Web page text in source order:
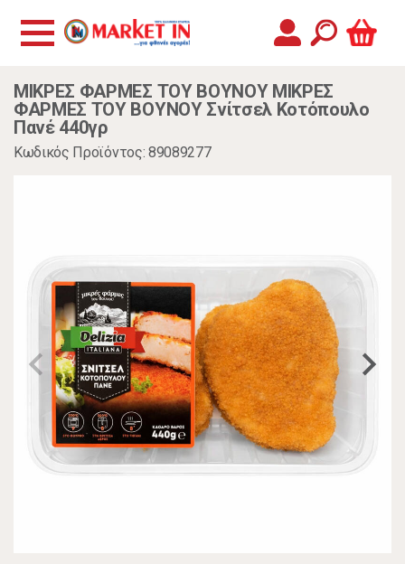
ΜΙΚΡΕΣ ΦΑΡΜΕΣ ΤΟΥ ΒΟΥΝΟΥ ΜΙΚΡΕΣ
ΦΑΡΜΕΣ ΤΟΥ ΒΟΥΝΟΥ Σνίτσελ Κοτόπουλο
Πανέ 440γρ
Κωδικός Προϊόντος: 89089277